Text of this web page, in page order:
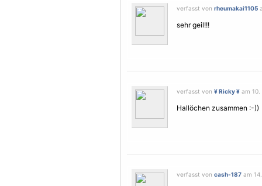
verfasst von rheumakai1105
sehr geil!!!
verfasst von ¥ Ricky ¥ am 10.
Hallöchen zusammen :-))
verfasst von cash-187 am